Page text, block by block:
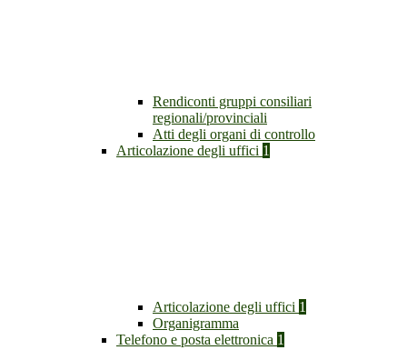
Rendiconti gruppi consiliari
regionali/provinciali
Atti degli organi di controllo
Articolazione degli uffici 1
Articolazione degli uffici 1
Organigramma
Telefono e posta elettronica 1